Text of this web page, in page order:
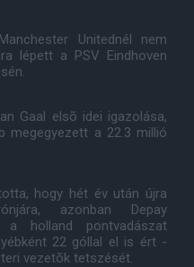
Unitednél nem
lépett a PSV Eindhoven
Gaal elsõ idei igazolása,
megegyezett a 22.3 millió
hogy hét év után újra
azonban Depay
a holland pontvadászat
22 góllal el is ért -
vezetõk tetszését.